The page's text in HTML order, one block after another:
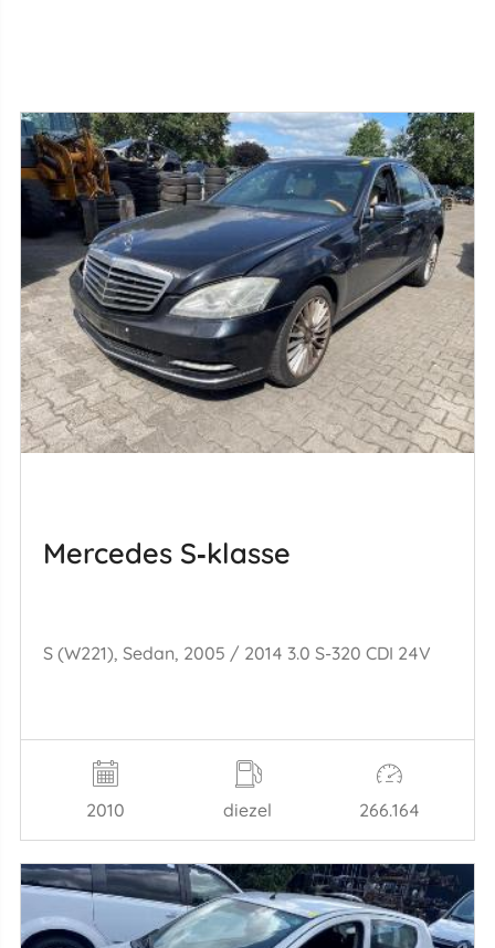
Mercedes S‑klasse
S (W221), Sedan, 2005 / 2014 3.0 S-320 CDI 24V
2010 diezel 266.164